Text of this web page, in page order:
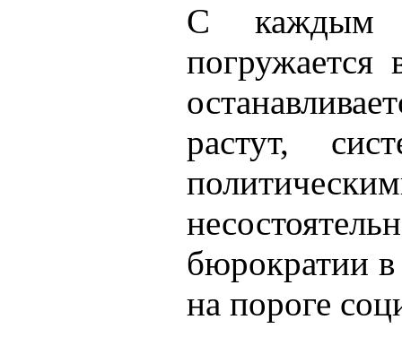
С каждым
погружается
растут,
бюрократии в
на пороге